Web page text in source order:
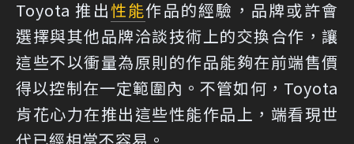
Toyota 推出性能作品的經驗，品牌或許會
選擇與其他品牌洽談技術上的交換合作，讓
這些不以衝量為原則的作品能夠在前端售價
得以控制在一定範圍內。不管如何，Toyota
肯花心力在推出這些性能作品上，端看現世